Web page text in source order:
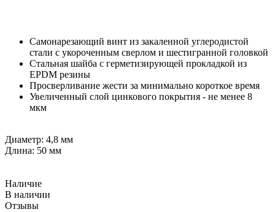
Самонарезающий винт из закаленной углеродистой
стали с укороченным сверлом и шестигранной головкой
Стальная шайба с герметизирующей прокладкой из
EPDM резины
Просверливание жести за минимально короткое время
Увеличенный слой цинкового покрытия - не менее 8
мкм
Диаметр: 4,8 мм
Длина: 50 мм
Наличие
В наличии
Отзывы